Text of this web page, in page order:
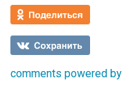
comments powered